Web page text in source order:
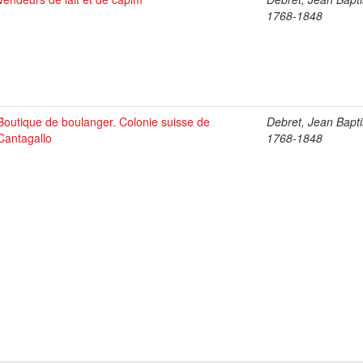
1768-1848
de boulanger. Colonie suisse de
Debret, Jean
1768-1848